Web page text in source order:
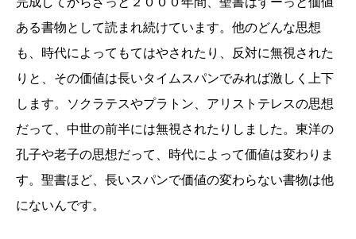
ある書物として読まれ続けています。他のどんな思想
も、時代によってもてはやされたり、反対に無視された
りと、その価値は長いタイムスパンでみれば激しく上下
します。ソクラテスやプラトン、アリストテレスの思想
だって、中世の前半には無視されたりしました。東洋の
孔子や老子の思想だって、時代によって価値は変わりま
す。聖書ほど、長いスパンで価値の変わらない書物は他
にないんです。